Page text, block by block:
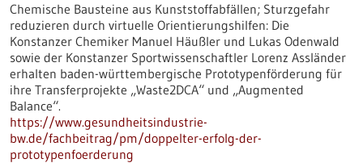
Chemische Bausteine aus Kunststoffabfällen; Sturzgefahr
reduzieren durch virtuelle Orientierungshilfen: Die
Konstanzer Chemiker Manuel Häußler und Lukas Odenwald
sowie der Konstanzer Sportwissenschaftler Lorenz Assländer
erhalten baden-württembergische Prototypenförderung für
ihre Transferprojekte „Waste2DCA“ und „Augmented
Balance“.
https://www.gesundheitsindustrie-
bw.de/fachbeitrag/pm/doppelter-erfolg-der-
prototypenfoerderung